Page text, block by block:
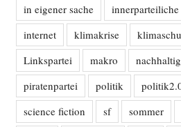
in eigener sache
internet
klimakrise
Linkspartei
makro
piratenpartei
politik
science fiction
sf sommer